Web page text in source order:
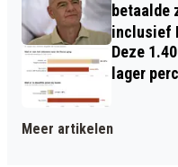
betaalde
inclusief
Deze
lager
Meer artikelen